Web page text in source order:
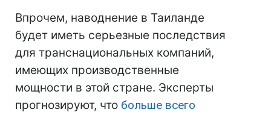
Впрочем, наводнение в Таиланде
будет иметь серьезные последствия
для транснациональных компаний,
имеющих производственные
мощности в этой стране. Эксперты
прогнозируют, что больше всего